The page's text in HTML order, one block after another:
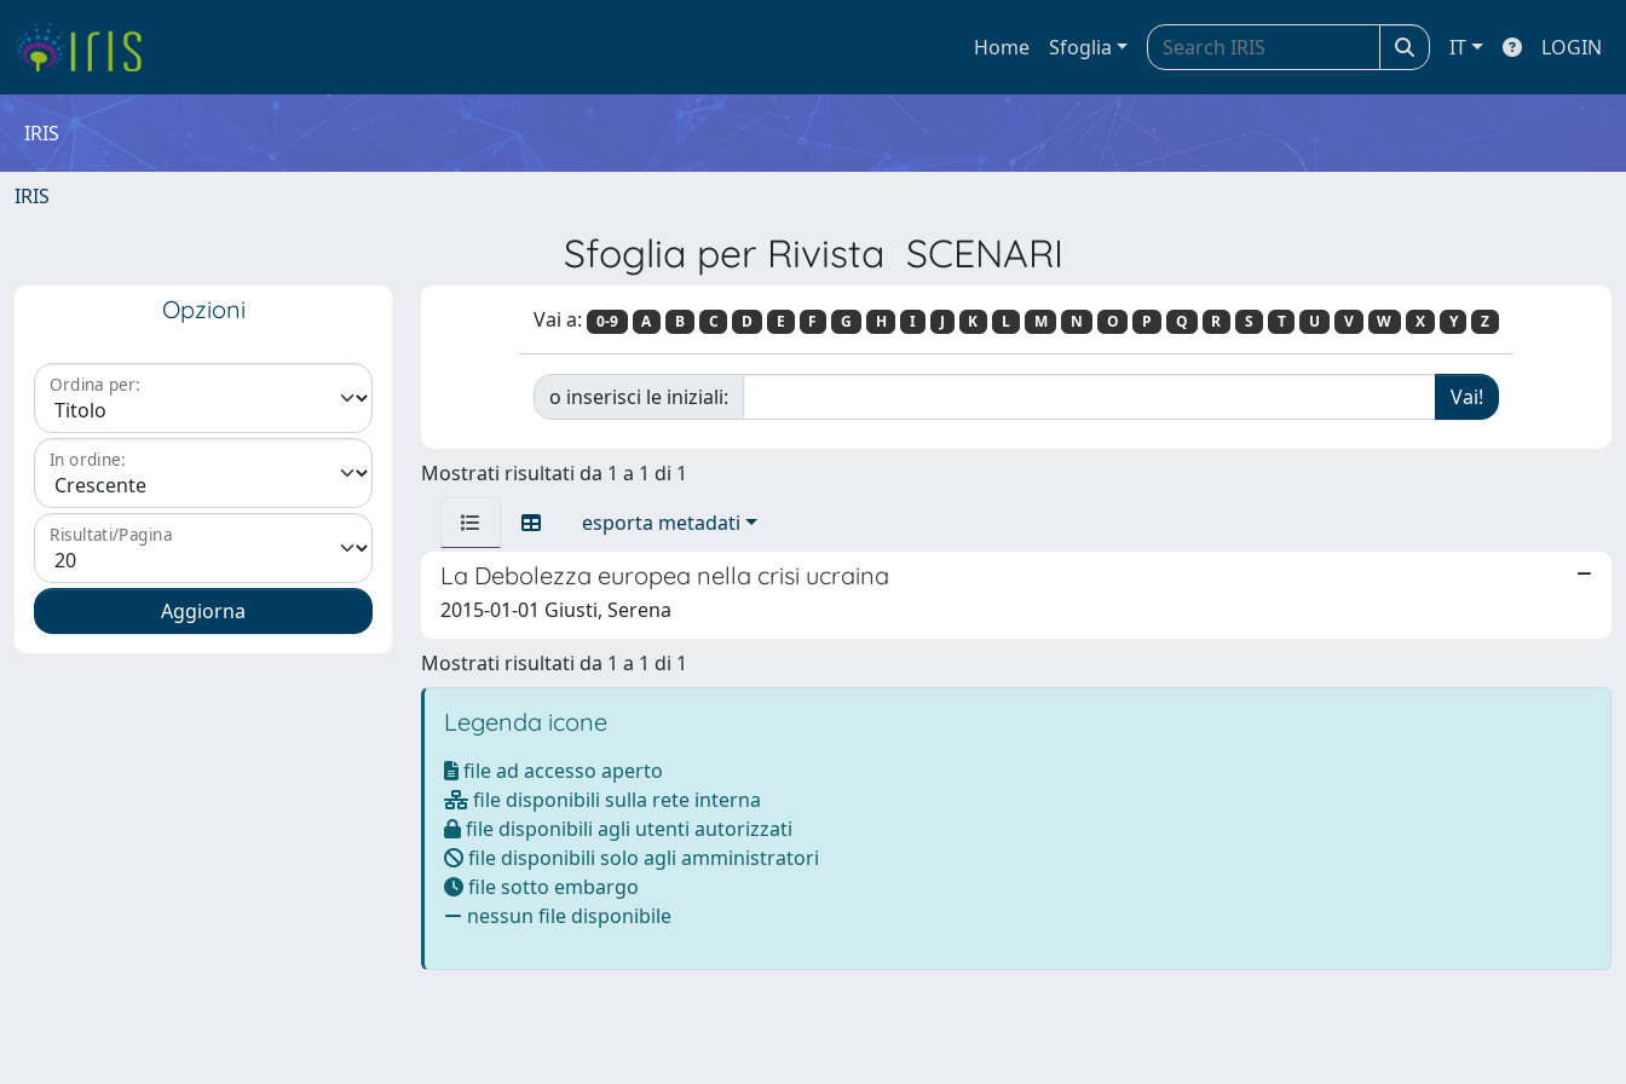
Home Sfoglia IT LOGIN
IRIS
IRIS
Sfoglia per Rivista SCENARI
Opzioni
Ordina per:
In ordine:
Risultati/Pagina
Vai a: 0-9 A B C D E F G H I J K L M N O P Q R S T U V W X Y Z
o inserisci le iniziali:
Mostrati risultati da 1 a 1 di 1
esporta metadati
La Debolezza europea nella crisi ucraina
2015-01-01 Giusti, Serena
Mostrati risultati da 1 a 1 di 1
Legenda icone
file ad accesso aperto
file disponibili sulla rete interna
file disponibili agli utenti autorizzati
file disponibili solo agli amministratori
file sotto embargo
nessun file disponibile